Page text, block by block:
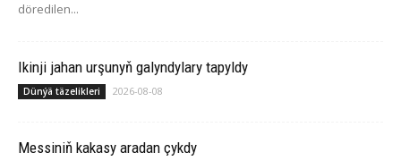
döredilen...
Ikinji jahan urşunyň galyndylary tapyldy
Dünýä täzelikleri 2026-08-08
Messiniň kakasy aradan çykdy